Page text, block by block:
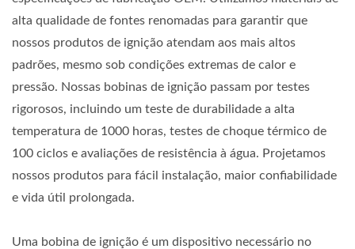
alta qualidade de fontes renomadas para garantir que
nossos produtos de ignição atendam aos mais altos
padrões, mesmo sob condições extremas de calor e
pressão. Nossas bobinas de ignição passam por testes
rigorosos, incluindo um teste de durabilidade a alta
temperatura de 1000 horas, testes de choque térmico de
100 ciclos e avaliações de resistência à água. Projetamos
nossos produtos para fácil instalação, maior confiabilidade
e vida útil prolongada.
Uma bobina de ignição é um dispositivo necessário no